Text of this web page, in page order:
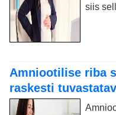
siis
Amniootilise riba
raskesti tuvastatav